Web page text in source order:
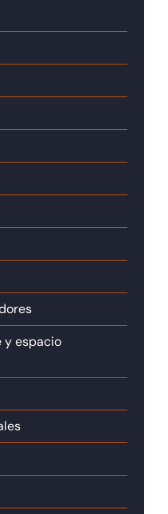
y espacio